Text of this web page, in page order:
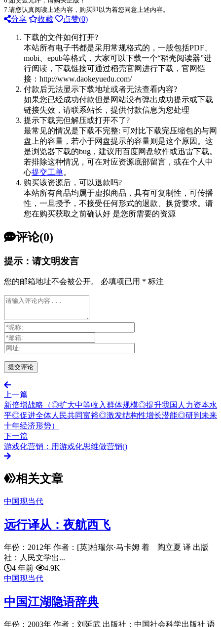
7.请您认真阅读上述内容，购买即以为着您同意上述内容。
分享 收藏 点赞(0)
下载的文件如何打开?
本站所有电子书都是采用常规格式的，一般包括PDF、
mobi、epub等格式，大家可以下载一个“稻壳阅读器”进
行阅读，下载链接可通过稻壳官网进行下载，官网链
接：http://www.daokeyuedu.com/
付款后无法显示下载地址或者无法查看内容?
如果您已经成功付款但是网站没有弹出成功提示或下载
链接失效，请联系站长，提供付款信息为您处理
提示下载完但解压或打开不了?
最常见的情况是下载不完整: 可对比下载完压缩包的与网
盘上的容量，若小于网盘提示的容量则是这个原因。这
是浏览器下载的bug，建议用百度网盘软件或迅雷下载。
若排除这种情况，可在对应资源底部留言，或在个人中
心提交工单。
购买该资源后，可以退款吗?
本站所有商品均属于虚拟商品，具有可复制性，可传播
性，一旦授予，不接受任何形式的退款、换货要求。请
您在购买获取之前确认好 是您所需要的资源
评论(0)
提示：请文明发言
您的邮箱地址不会被公开。 必填项已用 * 标注
上一篇
新倍增战略（◎扩大中等收入群体规模◎提升我国人力资本水
平◎促进全体人民共同富裕◎激发结构性增长潜能◎研判未来
十年经济形势）
下一篇
游戏化营销：用游戏化思维做营销()
相关文章
中国现当代
远行译从：夜航西飞
年份：2012年 作者：[英]柏瑞尔·马卡姆 着 陶立夏 译 出版
社：人民文学出...
4 年前
4.9K
中国现当代
中国江湖隐语辞典
年份：2003年 作者：刘延武 出版社：中国社会科学出版社 语